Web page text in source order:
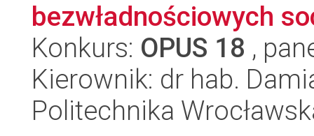
bezwładnościowych
Konkurs: OPUS 18 ,
Kierownik: dr hab.
Politechnika